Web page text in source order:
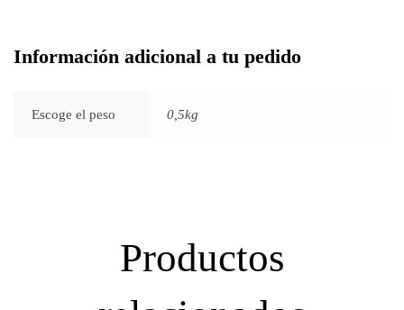
Información adicional a tu pedido
Escoge el peso 0,5kg
Productos